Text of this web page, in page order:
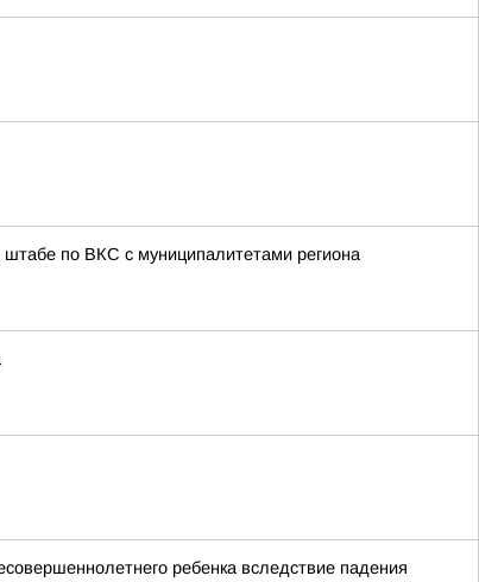
по ВКС с муниципалитетами региона
ребенка вследствие падения